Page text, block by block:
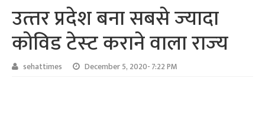
उत्‍तर प्रदेश बना सबसे ज्‍यादा
कोविड टेस्‍ट कराने वाला राज्‍य
sehattimes December 5, 2020- 7:22 PM